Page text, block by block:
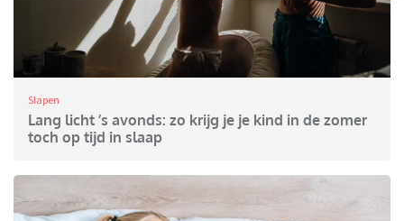
Slapen
Lang licht ’s avonds: zo krijg je je kind in de zomer
toch op tijd in slaap